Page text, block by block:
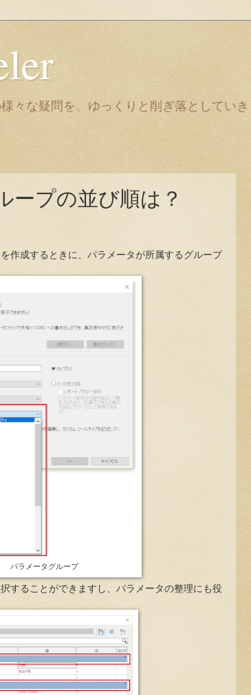
々な疑問を、ゆっくりと削ぎ落としていき
ープの並び順は？
作成するときに、パラメータが所属するグループ
パラメータグループ
することができますし、パラメータの整理にも役